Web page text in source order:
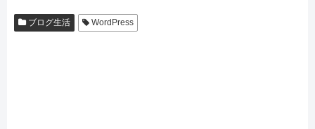
ブログ生活 WordPress